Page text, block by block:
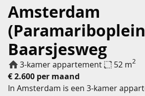
Amsterdam
Baarsjesweg
3-kamer appartement 52 m2
€ 2.600 per maand
In Amsterdam is een 3-kamer